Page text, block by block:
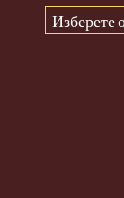
Изберете